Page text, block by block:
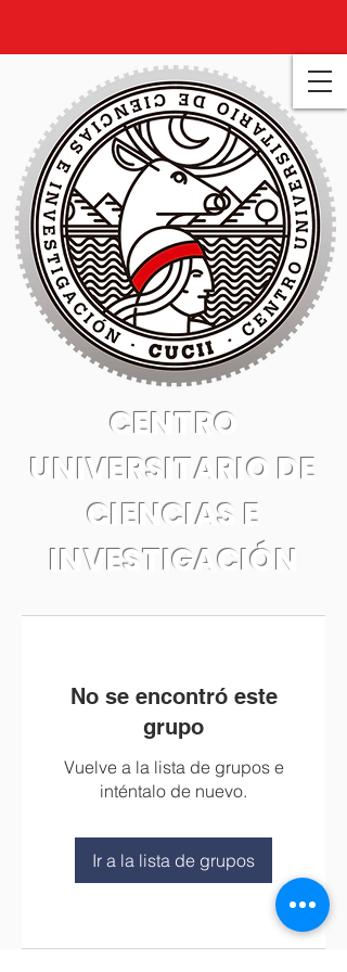
CENTRO
UNIVERSITARIO DE
CIENCIAS E
INVESTIGACIÓN
No se encontró este
grupo
Vuelve a la lista de grupos e
inténtalo de nuevo.
Ir a la lista de grupos